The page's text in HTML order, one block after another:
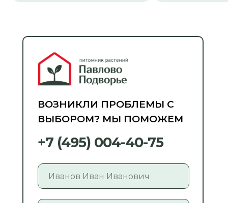
ВОЗНИКЛИ ПРОБЛЕМЫ С
ВЫБОРОМ? МЫ ПОМОЖЕМ
+7 (495) 004-40-75